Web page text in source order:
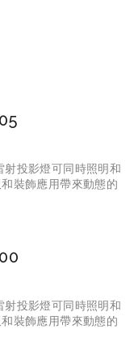
投影燈可同時照明和
裝飾應用帶來動態的
投影燈可同時照明和
裝飾應用帶來動態的